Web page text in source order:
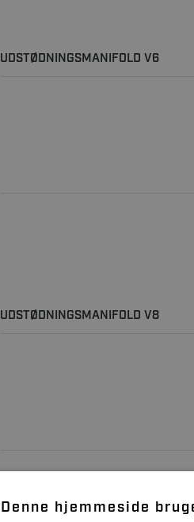
UDSTØDNINGSMANIFOLD V6
UDSTØDNINGSMANIFOLD V8
Denne hjemmeside